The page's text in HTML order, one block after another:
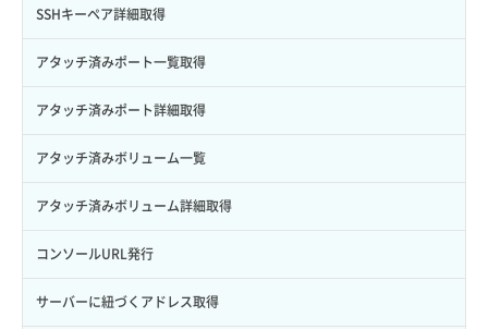
サブユーザー作成
サブユーザー削除
サブユーザー更新
サブユーザー詳細取得
トークン発行
パーミッション一覧取得
ロールからパーミッションを紐づけ解除
バックアップリストア
バックアップ一覧取得
バックアップ詳細一覧取得
バックアップ詳細取得
ボリュームイメージ保存
ボリュームタイプ一覧取得
ボリュームタイプ詳細取得
イメージ保存容量変更
イメージ削除
イメージ詳細取得
SSHキーペア詳細取得
アタッチ済みポート一覧取得
アタッチ済みポート詳細取得
アタッチ済みボリューム一覧
アタッチ済みボリューム詳細取得
コンソールURL発行
サーバーに紐づくアドレス取得